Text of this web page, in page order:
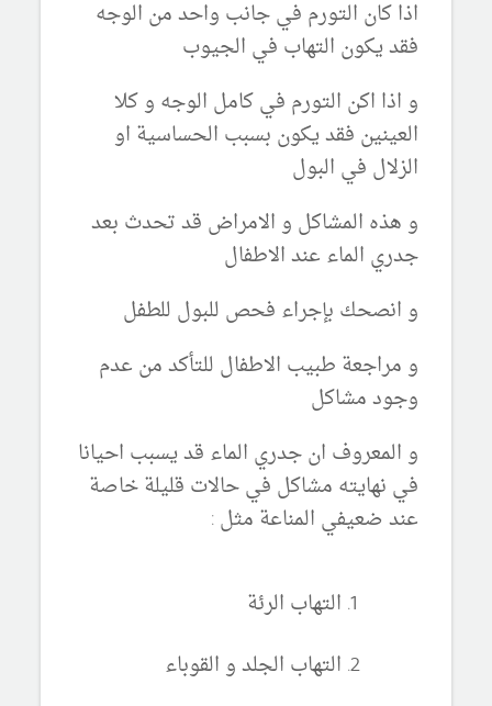
اذا كان التورم في جانب واحد من الوجه
فقد يكون التهاب في الجيوب
و اذا اكن التورم في كامل الوجه و كلا
العينين فقد يكون بسبب الحساسية او
الزلال في البول
و هذه المشاكل و الامراض قد تحدث بعد
جدري الماء عند الاطفال
و انصحك بإجراء فحص للبول للطفل
و مراجعة طبيب الاطفال للتأكد من عدم
وجود مشاكل
و المعروف ان جدري الماء قد يسبب احيانا
في نهايته مشاكل في حالات قليلة خاصة
عند ضعيفي المناعة مثل :
التهاب الرئة
التهاب الجلد و القوباء